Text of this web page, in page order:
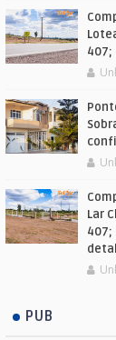
Lar
407;
PUB